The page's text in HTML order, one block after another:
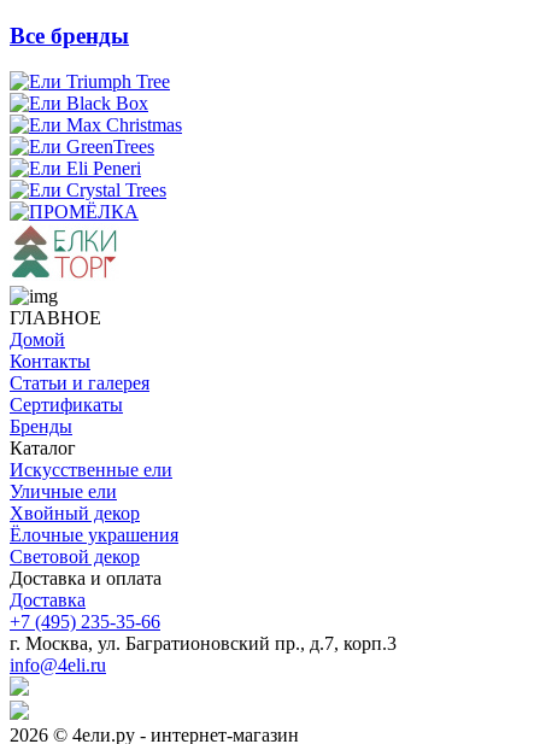
Все бренды
ГЛАВНОЕ
Домой
Контакты
Статьи и галерея
Сертификаты
Бренды
Каталог
Искусственные ели
Уличные ели
Хвойный декор
Ёлочные украшения
Световой декор
Доставка и оплата
Доставка
+7 (495) 235-35-66
г. Москва, ул. Багратионовский пр., д.7, корп.3
info@4eli.ru
2026 © 4ели.ру - интернет-магазин